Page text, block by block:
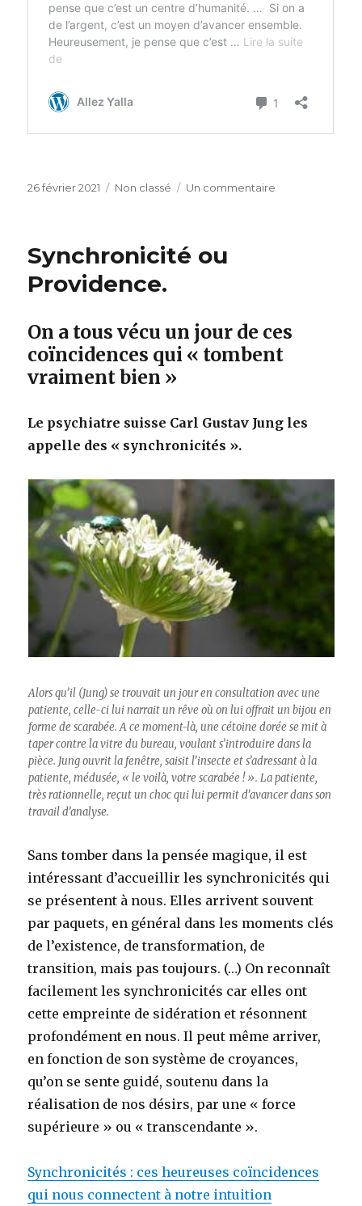
Publié
26 février 2021 Catégories
Non classé Un commentaire
bénévolat
Synchronicité ou
Providence.
On a tous vécu un jour de ces
coïncidences qui « tombent
vraiment bien »
Le psychiatre suisse Carl Gustav Jung les
appelle des « synchronicités ».
Alors qu’il (Jung) se trouvait un jour en consultation avec une
patiente, celle-ci lui narrait un rêve où on lui offrait un bijou en
forme de scarabée. A ce moment-là, une cétoine dorée se mit à
taper contre la vitre du bureau, voulant s’introduire dans la
pièce. Jung ouvrit la fenêtre, saisit l’insecte et s’adressant à la
patiente, médusée, « le voilà, votre scarabée ! ». La patiente,
très rationnelle, reçut un choc qui lui permit d’avancer dans son
travail d’analyse.
Sans tomber dans la pensée magique, il est
intéressant d’accueillir les synchronicités qui
se présentent à nous. Elles arrivent souvent
par paquets, en général dans les moments clés
de l’existence, de transformation, de
transition, mais pas toujours. (…) On reconnaît
facilement les synchronicités car elles ont
cette empreinte de sidération et résonnent
profondément en nous. Il peut même arriver,
en fonction de son système de croyances,
qu’on se sente guidé, soutenu dans la
réalisation de nos désirs, par une « force
supérieure » ou « transcendante ».
Synchronicités : ces heureuses coïncidences
qui nous connectent à notre intuition